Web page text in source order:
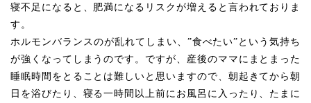
寝不足になると、肥満になるリスクが増えると言われておりま
す。
ホルモンバランスのが乱れてしまい、”食べたい”という気持ち
が強くなってしまうのです。ですが、産後のママにまとまった
睡眠時間をとることは難しいと思いますので、朝起きてから朝
日を浴びたり、寝る一時間以上前にお風呂に入ったり、たまに